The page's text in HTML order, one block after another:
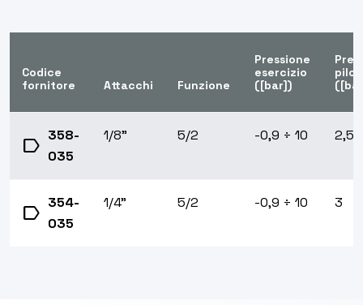
Codice
fornitore
Attacchi Funzione
Pressione
esercizio
([bar])
label 358-
035
1/8" 5/2 -0,9 ÷ 10 2,5
label 354-
035
1/4" 5/2 -0,9 ÷ 10 3